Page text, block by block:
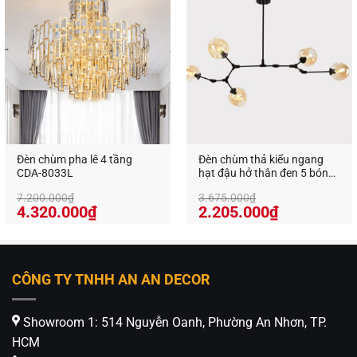
4. Ý nghĩa phong thủy và giá trị tinh thần
7.296.000₫.
Đèn chùm pha lê 4 tầng
CDA-8033L
7.200.000₫
Giá
là:
4.320.000₫Giá
hiện
tại
4.320.000₫.
Đèn chùm thả kiểu ngang
hạt đậu hở thân đen 5 bóng
3.675.000₫
Giá
là:
2.205.000₫Giá
hiện
tại
CÔNG TY TNHH AN AN DECOR
Showroom 1: 514 Nguyễn Oanh, Phường An Nhơn, TP.
HCM